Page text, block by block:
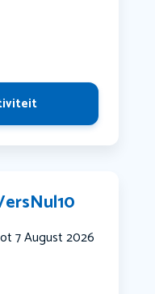
7 August 2026